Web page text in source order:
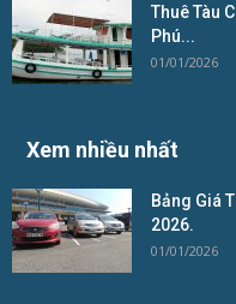
Thuê Tàu
Phú...
01/01/2026
Xem nhiều nhất
Bảng Giá
2026.
01/01/2026